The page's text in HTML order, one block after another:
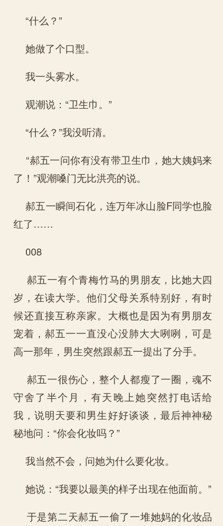
“什么？”
她做了个口型。
我一头雾水。
观潮说：“卫生巾。”
“什么？”我没听清。
“郝五一问你有没有带卫生巾，她大姨妈来
了！”观潮嗓门无比洪亮的说。
郝五一瞬间石化，连万年冰山脸F同学也脸
红了……
008
郝五一有个青梅竹马的男朋友，比她大四
岁，在读大学。他们父母关系特别好，有时
候还直接互称亲家。大概也是因为有男朋友
宠着，郝五一一直没心没肺大大咧咧，可是
高一那年，男生突然跟郝五一提出了分手。
郝五一很伤心，整个人都瘦了一圈，魂不
守舍了半个月，有天晚上她突然打电话给
我，说明天要和男生好好谈谈，最后神神秘
秘地问：“你会化妆吗？”
我当然不会，问她为什么要化妆。
她说：“我要以最美的样子出现在他面前。”
于是第二天郝五一偷了一堆她妈的化妆品